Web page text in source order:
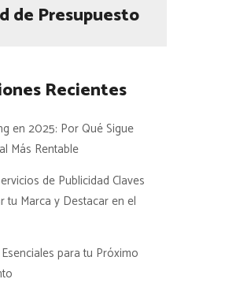
de Presupuesto
Recientes
en 2025: Por Qué Sigue
Más Rentable
de Publicidad Claves
tu Marca y Destacar en el
para tu Próximo